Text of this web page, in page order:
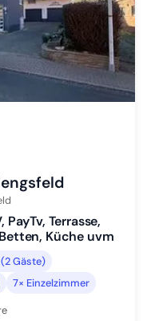
1 wechseln
2 wechseln
3 wechseln
4 wechseln
5 wechseln
6 wechseln
Terrasse,
Küche uvm
Gäste)
7× Einzelzimmer